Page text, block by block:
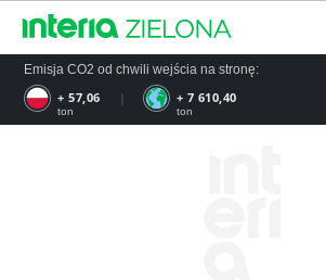
Emisja CO2 od chwili wejścia na stronę:
+ 57,06
ton
+ 7 610,40
ton